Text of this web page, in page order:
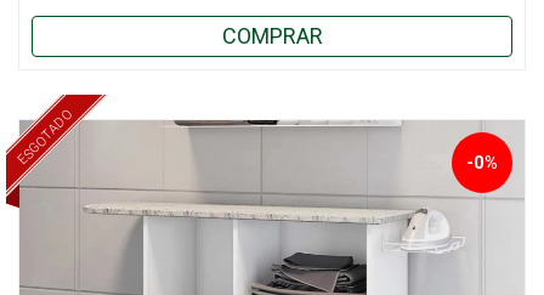
COMPRAR
ESGOTADO -0%